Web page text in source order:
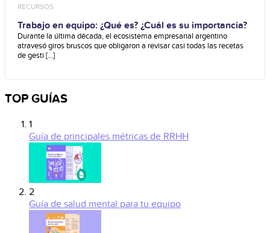
RECURSOS
Trabajo en equipo: ¿Qué es? ¿Cuál es su importancia?
Durante la última década, el ecosistema empresarial argentino
atravesó giros bruscos que obligaron a revisar casi todas las recetas
de gesti [...]
TOP GUÍAS
1
Guía de principales métricas de RRHH
2
Guía de salud mental para tu equipo